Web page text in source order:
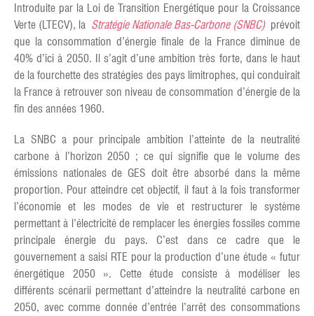
Introduite par la Loi de Transition Energétique pour la Croissance
Verte (LTECV), la Stratégie Nationale Bas-Carbone (SNBC)prévoit
que la consommation d’énergie finale de la France diminue de
40% d’ici à 2050. Il s’agit d’une ambition très forte, dans le haut
de la fourchette des stratégies des pays limitrophes, qui conduirait
la France à retrouver son niveau de consommation d’énergie de la
fin des années 1960.
La SNBC a pour principale ambition l’atteinte de la neutralité
carbone à l’horizon 2050 ; ce qui signifie que le volume des
émissions nationales de GES doit être absorbé dans la même
proportion. Pour atteindre cet objectif, il faut à la fois transformer
l’économie et les modes de vie et restructurer le système
permettant à l’électricité de remplacer les énergies fossiles comme
principale énergie du pays. C’est dans ce cadre que le
gouvernement a saisi RTE pour la production d’une étude « futur
énergétique 2050 ». Cette étude consiste à modéliser les
différents scénarii permettant d’atteindre la neutralité carbone en
2050, avec comme donnée d’entrée l’arrêt des consommations